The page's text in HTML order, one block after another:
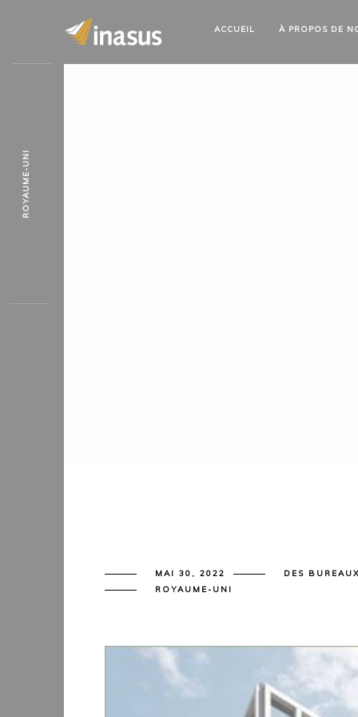
ACCUEIL À PROPOS DE
MAI 30, 2022
DES
ROYAUME-UNI
ROYAUME-UNI